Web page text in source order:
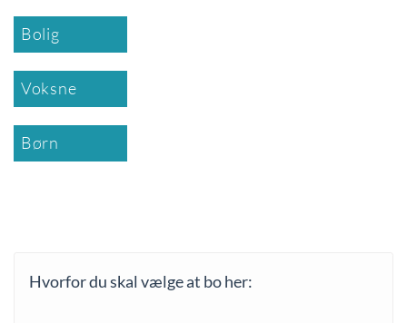
Bolig
Voksne
Børn
Hvorfor du skal vælge at bo her: